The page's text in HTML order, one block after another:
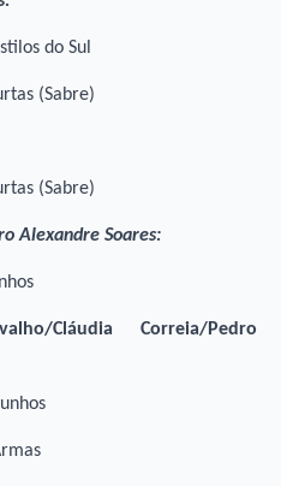
do Sul
(Sabre)
(Sabre)
Alexandre Soares:
Cláudia Correia/Pedro